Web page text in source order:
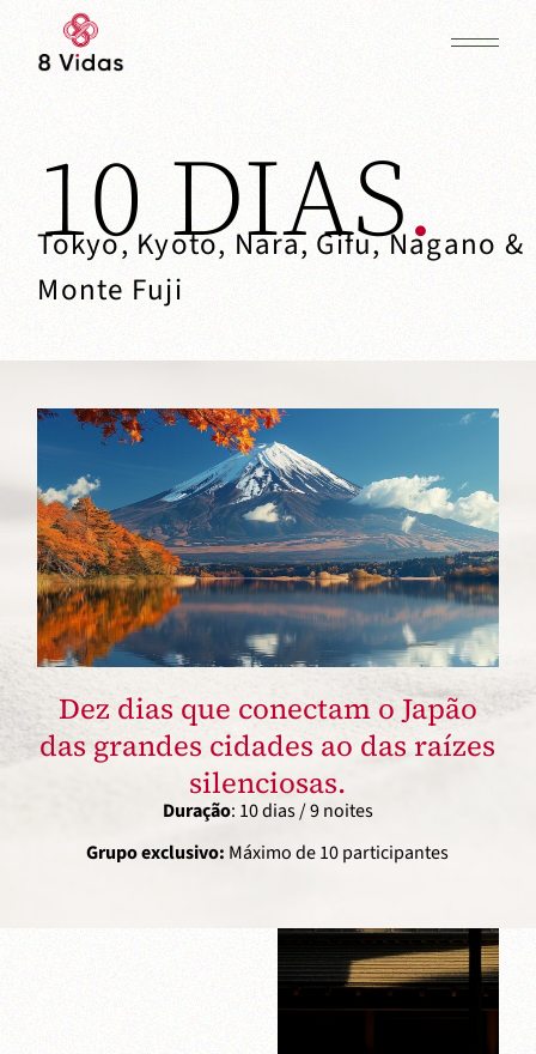
10 DIAS
Tokyo, Kyoto, Nara, Gifu, Nagano &
Monte Fuji
Dez dias que conectam o Japão
das grandes cidades ao das raízes
silenciosas.
Duração: 10 dias / 9 noites
Grupo exclusivo: Máximo de 10 participantes